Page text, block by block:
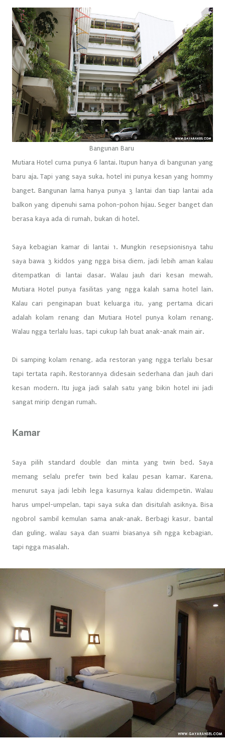
Bangunan Baru
Mutiara Hotel cuma punya 6 lantai. Itupun hanya di bangunan yang
baru aja. Tapi yang saya suka, hotel ini punya kesan yang hommy
banget. Bangunan lama hanya punya 3 lantai dan tiap lantai ada
balkon yang dipenuhi sama pohon-pohon hijau. Seger banget dan
berasa kaya ada di rumah, bukan di hotel.
Saya kebagian kamar di lantai 1. Mungkin resepsionisnya tahu
saya bawa 3 kiddos yang ngga bisa diem, jadi lebih aman kalau
ditempatkan di lantai dasar. Walau jauh dari kesan mewah,
Mutiara Hotel punya fasilitas yang ngga kalah sama hotel lain.
Kalau cari penginapan buat keluarga itu, yang pertama dicari
adalah kolam renang dan Mutiara Hotel punya kolam renang.
Walau ngga terlalu luas, tapi cukup lah buat anak-anak main air.
Di samping kolam renang, ada restoran yang ngga terlalu besar
tapi tertata rapih. Restorannya didesain sederhana dan jauh dari
kesan modern. Itu juga jadi salah satu yang bikin hotel ini jadi
sangat mirip dengan rumah.
Kamar
Saya pilih standard double dan minta yang twin bed. Saya
memang selalu prefer twin bed kalau pesan kamar. Karena,
menurut saya jadi lebih lega kasurnya kalau didempetin. Walau
harus umpel-umpelan, tapi saya suka dan disitulah asiknya. Bisa
ngobrol sambil kemulan sama anak-anak. Berbagi kasur, bantal
dan guling, walau saya dan suami biasanya sih ngga kebagian,
tapi ngga masalah.